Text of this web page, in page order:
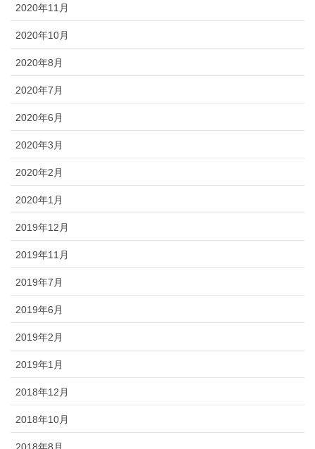
2020年11月
2020年10月
2020年8月
2020年7月
2020年6月
2020年3月
2020年2月
2020年1月
2019年12月
2019年11月
2019年7月
2019年6月
2019年2月
2019年1月
2018年12月
2018年10月